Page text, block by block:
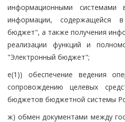
информационными системами
информации, содержащейся
бюджет", а также получения
реализации функций и
"Электронный бюджет";
е(1)) обеспечение ведения
сопровождению целевых
бюджетов бюджетной системы
ж) обмен документами между